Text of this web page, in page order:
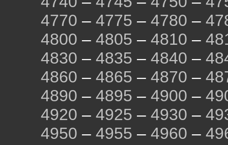
4770 – 4775 – 4780 –
4800 – 4805 – 4810 –
4830 – 4835 – 4840 –
4860 – 4865 – 4870 –
4890 – 4895 – 4900 –
4920 – 4925 – 4930 –
4950 – 4955 – 4960 –